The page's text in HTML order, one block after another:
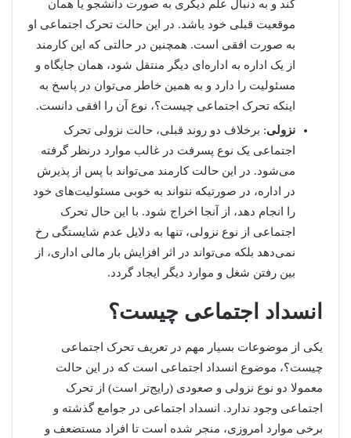
کند و به دنبال علم دیگری به صورت دانشجو یا همان
موقعیت قبلی خود باشد. در این حالت تحرک اجتماعی او
به صورت افقی است. همچنین در حالتی که این کارمند
از یک اداره به اداره‌ای دیگر منتقل شود، همان جایگاه و
مسئولیت را دارد و به همین خاطر می‌توان در پاسخ به
اینکه تحرک اجتماعی چیست؟، نوع آن را افقی دانست.
نزولی: برخلاف دو روند قبلی، حالت نزولی تحرک
اجتماعی یک نوع پسرفت در غالب موارد درنظر گرفته
می‌شود. در این حالت کارمند می‌تواند با پس از پذیرش
در اداره، در صورتیکه نتواند به خوبی مسئولیت‌های خود
را انجام دهد، از آنجا اخراج شود. با این حال تحرک
اجتماعی از نوع نزولی، تنها به دلایل عدم شایستگی رخ
نمی‌دهد بلکه می‌تواند در اثر افزایش بار مالی اداری، از
بین رفتن شغل و موارد دیگر ایجاد گردد.
انسداد اجتماعی چیست؟
یکی از موضوعات بسیار مهم در تعریف تحرک اجتماعی
چیست؟، موضوع انسداد اجتماعی است که در این حالت
معمولا دو نوع نزولی و صعودی (رایج‌تر است) از تحرک
اجتماعی وجود ندارد. انسداد اجتماعی در جوامع گذشته و
برخی موارد امروزی، منجر شده است تا افراد مستضعف و